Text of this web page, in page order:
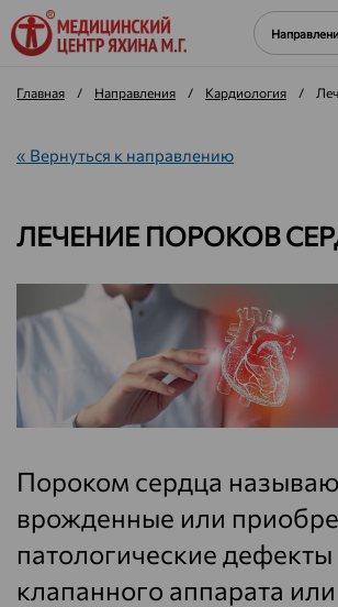
Главная / Направления / Кардиология /
« Вернуться к направлению
ЛЕЧЕНИЕ ПОРОКОВ
Пороком сердца
врожденные или
патологические дефекты
клапанного аппарата